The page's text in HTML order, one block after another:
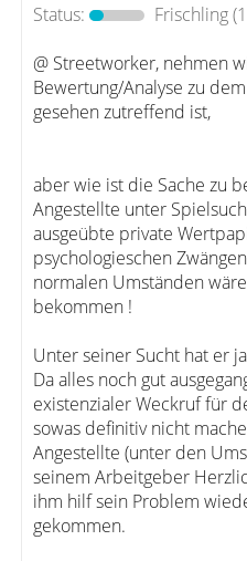
Status:
Frischling
@ Streetworker, nehmen
Bewertung/Analyse zu
gesehen zutreffend ist,
aber wie ist die Sache zu
Angestellte unter
ausgeübte private
psychologieschen
normalen Umständen
bekommen !
Unter seiner Sucht hat er
Da alles noch gut
existenzialer Weckruf für
sowas definitiv nicht
Angestellte (unter den
seinem Arbeitgeber
ihm hilf sein Problem
gekommen.